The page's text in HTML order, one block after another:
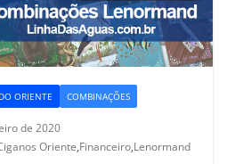
ORIENTE COMBINAÇÕES
de 2020
Oriente,Financeiro,Lenormand